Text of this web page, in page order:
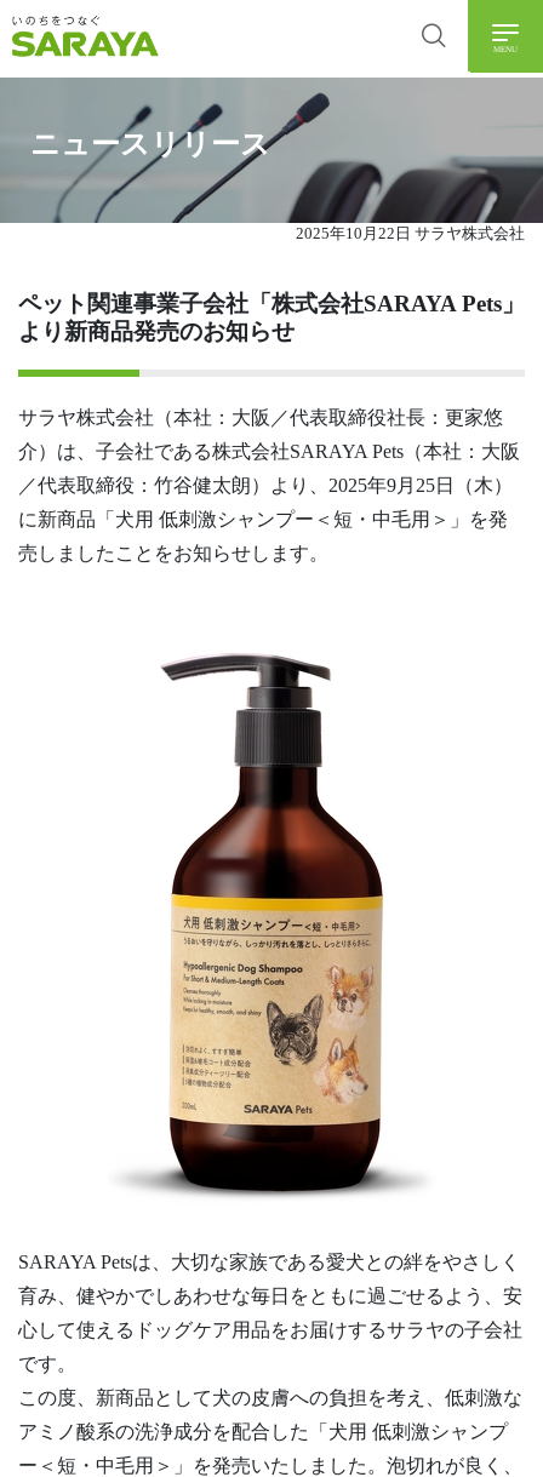
MENU
ニュースリリース
2025年10月22日 サラヤ株式会社
ペット関連事業子会社「株式会社SARAYA Pets」
より新商品発売のお知らせ
サラヤ株式会社（本社：大阪／代表取締役社長：更家悠
介）は、子会社である株式会社SARAYA Pets（本社：大阪
／代表取締役：竹谷健太朗）より、2025年9月25日（木）
に新商品「犬用 低刺激シャンプー＜短・中毛用＞」を発
売しましたことをお知らせします。
SARAYA Petsは、大切な家族である愛犬との絆をやさしく
育み、健やかでしあわせな毎日をともに過ごせるよう、安
心して使えるドッグケア用品をお届けするサラヤの子会社
です。
この度、新商品として犬の皮膚への負担を考え、低刺激な
アミノ酸系の洗浄成分を配合した「犬用 低刺激シャンプ
ー＜短・中毛用＞」を発売いたしました。泡切れが良く、